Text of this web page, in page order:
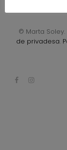
© Marta
de privadesa.